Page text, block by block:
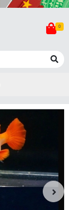
0